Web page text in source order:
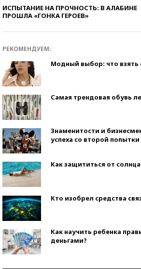
ИСПЫТАНИЕ НА ПРОЧНОСТЬ: В АЛАБИНЕ
ПРОШЛА «ГОНКА ГЕРОЕВ»
РЕКОМЕНДУЕМ:
Модный выбор: что взять
Самая трендовая обувь
Знаменитости и
успеха со второй попытки
Как защититься от
Кто изобрел средства
Как научить ребенка
деньгами?